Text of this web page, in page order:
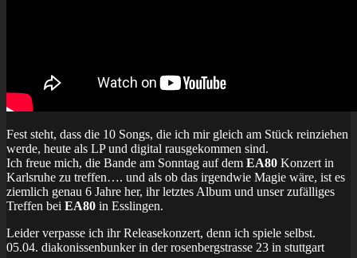
Fest steht, dass die 10 Songs, die ich mir gleich am Stück reinziehen
werde, heute als LP und digital rausgekommen sind.
Ich freue mich, die Bande am Sonntag auf dem EA80 Konzert in
Karlsruhe zu treffen…. und als ob das irgendwie Magie wäre, ist es
ziemlich genau 6 Jahre her, ihr letztes Album und unser zufälliges
Treffen bei EA80 in Esslingen.
Leider verpasse ich ihr Releasekonzert, denn ich spiele selbst.
05.04. diakonissenbunker in der rosenbergstrasse 23 in stuttgart